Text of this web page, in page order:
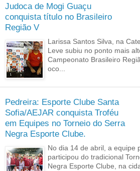
Judoca de Mogi Guaçu
conquista título no Brasileiro
Região V
Larissa Santos Silva, na
Leve subiu no ponto mais
Campeonato Brasileiro
oco...
Pedreira: Esporte Clube Santa
Sofia/AEJAR conquista Troféu
em Equipes no Torneio do Serra
Negra Esporte Clube.
No dia 14 de abril, a equipe
participou do tradicional
Negra Esporte Clube, na